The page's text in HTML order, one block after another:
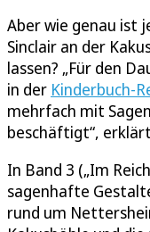
Aber wie genau ist
Sinclair an der
lassen? „Für den
in der Kinderbuch-
mehrfach mit
beschäftigt“,
In Band 3 („Im
sagenhafte
rund um